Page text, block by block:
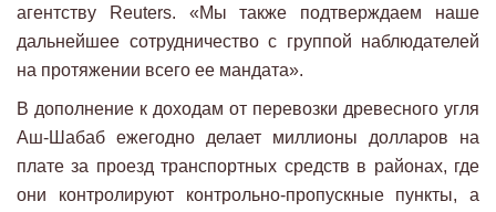
агентству Reuters. «Мы также подтверждаем наше
дальнейшее сотрудничество с группой наблюдателей
на протяжении всего ее мандата».
В дополнение к доходам от перевозки древесного угля
Аш-Шабаб ежегодно делает миллионы долларов на
плате за проезд транспортных средств в районах, где
они контролируют контрольно-пропускные пункты, а